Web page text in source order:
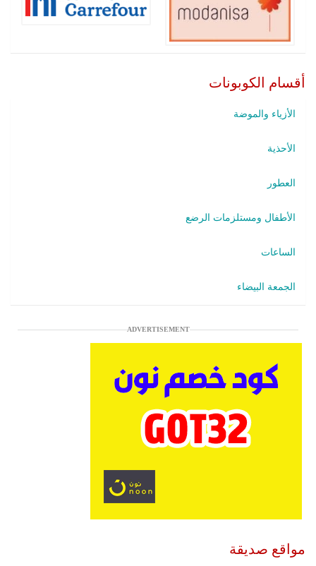
أقسام الكوبونات
الأزياء والموضة
الأحذية
العطور
الأطفال ومستلزمات الرضع
الساعات
الجمعة البيضاء
ADVERTISEMENT
مواقع صديقة